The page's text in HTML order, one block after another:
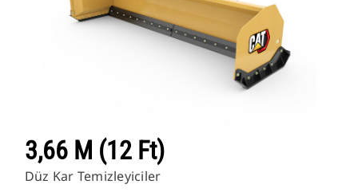
3,66 M (12 Ft)
Düz Kar Temizleyiciler